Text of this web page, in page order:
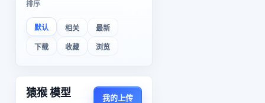
排序
默认 相关 最新
下载 收藏 浏览
猿猴 模型 我的上传